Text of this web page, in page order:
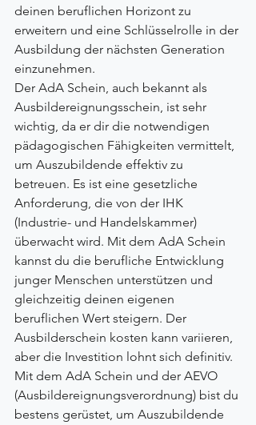
deinen beruflichen Horizont zu
erweitern und eine Schlüsselrolle in der
Ausbildung der nächsten Generation
einzunehmen.
Der AdA Schein, auch bekannt als
Ausbildereignungsschein, ist sehr
wichtig, da er dir die notwendigen
pädagogischen Fähigkeiten vermittelt,
um Auszubildende effektiv zu
betreuen. Es ist eine gesetzliche
Anforderung, die von der IHK
(Industrie- und Handelskammer)
überwacht wird. Mit dem AdA Schein
kannst du die berufliche Entwicklung
junger Menschen unterstützen und
gleichzeitig deinen eigenen
beruflichen Wert steigern. Der
Ausbilderschein kosten kann variieren,
aber die Investition lohnt sich definitiv.
Mit dem AdA Schein und der AEVO
(Ausbildereignungsverordnung) bist du
bestens gerüstet, um Auszubildende